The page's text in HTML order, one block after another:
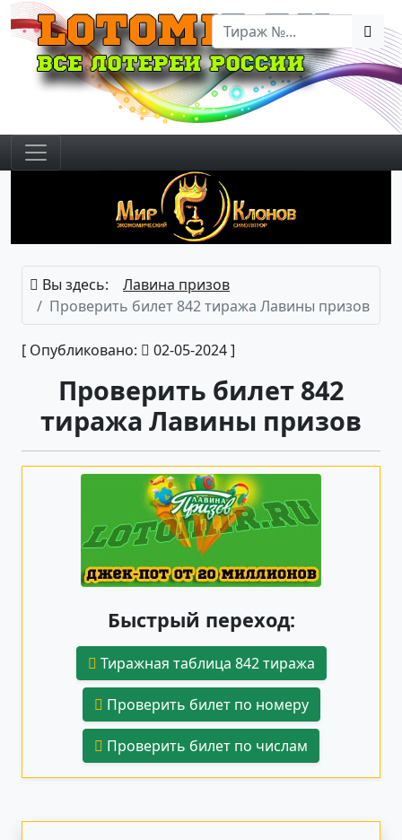
Вы здесь:
Лавина призов
Проверить билет 842 тиража Лавины призов
[ Опубликовано: 02-05-2024 ]
Проверить билет 842
тиража Лавины призов
Быстрый переход:
Тиражная таблица 842 тиража
Проверить билет по номеру
Проверить билет по числам